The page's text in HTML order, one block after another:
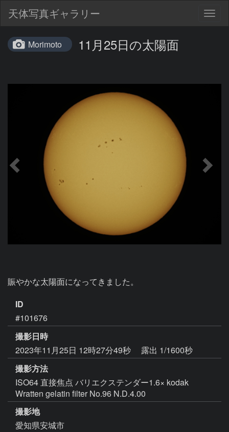
天体写真ギャラリー
Morimoto 11月25日の太陽面
賑やかな太陽面になってきました。
ID
#101676
撮影日時
2023年11月25日 12時27分49秒
露出 1/1600秒
撮影方法
ISO64 直接焦点 バリエクステンダー1.6× kodak
Wratten gelatin filter No.96 N.D.4.00
撮影地
愛知県安城市